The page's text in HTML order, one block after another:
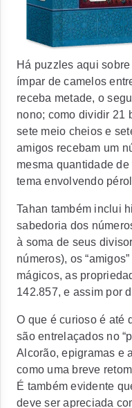
Há puzzles aqui
ímpar de camelos
receba metade, o
nono; como dividir 21
sete meio cheios e
amigos recebam um
mesma quantidade
tema envolvendo
Tahan também inclui
sabedoria dos
à soma de seus
números), os
mágicos, as
142.857, e assim por
O que é curioso é até
são entrelaçados no
Alcorão, epigramas e
como uma breve
É também evidente
deve ser apreciada